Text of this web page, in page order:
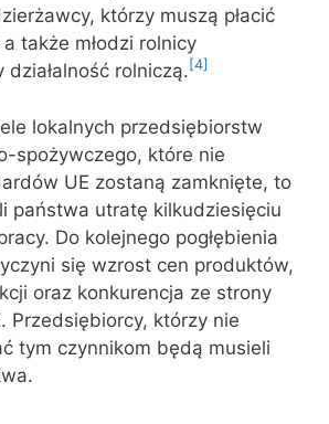
którzy muszą płacić
także młodzi rolnicy
działalność rolniczą. [4]
lokalnych przedsiębiorstw
spożywczego, które nie
UE zostaną zamknięte, to
państwa utratę kilkudziesięciu
Do kolejnego pogłębienia
się wzrost cen produktów,
oraz konkurencja ze strony
Przedsiębiorcy, którzy nie
tym czynnikom będą musieli